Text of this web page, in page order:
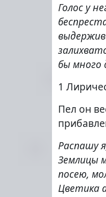
Голос у
бы много
1
Пел он
Распашу
Землицы
посею,
Цветика